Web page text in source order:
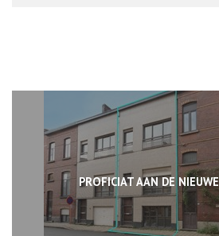
PROFICIAT AAN DE